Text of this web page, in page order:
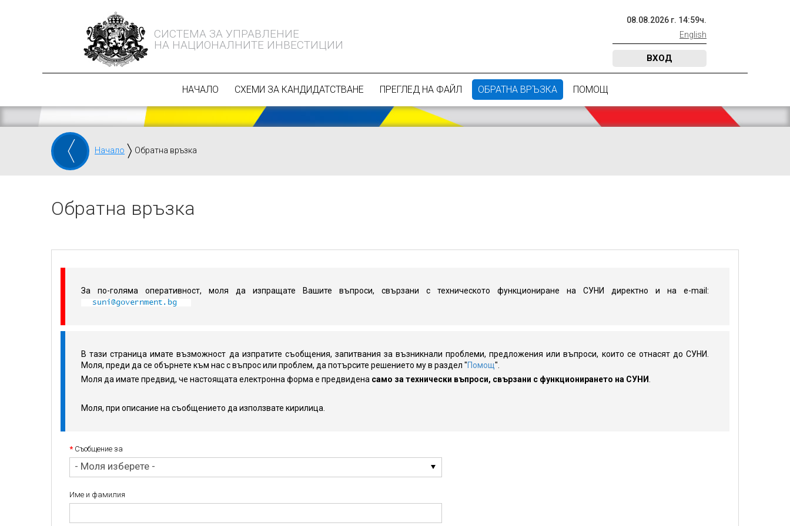
СИСТЕМА ЗА УПРАВЛЕНИЕ
НА НАЦИОНАЛНИТЕ ИНВЕСТИЦИИ
08.08.2026 г. 14:59ч.
English
ВХОД
НАЧАЛО СХЕМИ ЗА КАНДИДАТСТВАНЕ ПРЕГЛЕД НА ФАЙЛ ОБРАТНА ВРЪЗКА ПОМОЩ
Начало Обратна връзка
Обратна връзка
За по-голяма оперативност, моля да изпращате Вашите въпроси, свързани с техническото функциониране на СУНИ директно и на e-mail:
В тази страница имате възможност да изпратите съобщения, запитвания за възникнали проблеми, предложения или въпроси, които се отнасят до СУНИ.
Моля, преди да се обърнете към нас с въпрос или проблем, да потърсите решението му в раздел "Помощ".
Моля да имате предвид, че настоящата електронна форма е предвидена само за технически въпроси, свързани с функционирането на СУНИ
Моля, при описание на съобщението да използвате кирилица.
* Съобщение за
- Моля изберете -
Име и фамилия